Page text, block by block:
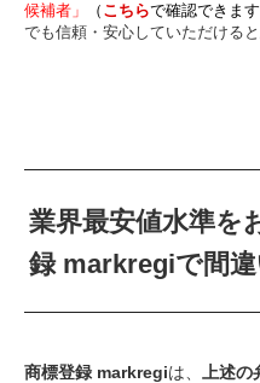
候補者」
（ こちらで確認できま
でも信頼・安心していただけると
業界最安値水準を
録 markregiで間違
商標登録 markregiは、 上述